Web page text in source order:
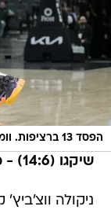
הפסד 13 ברציפות. וומבניאמה
שיקגו (14:6) - מילווקי (6:13) 113:120 (הארכה)